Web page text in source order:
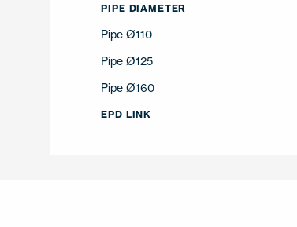
PIPE DIAMETER
Pipe Ø110
Pipe Ø125
Pipe Ø160
EPD LINK